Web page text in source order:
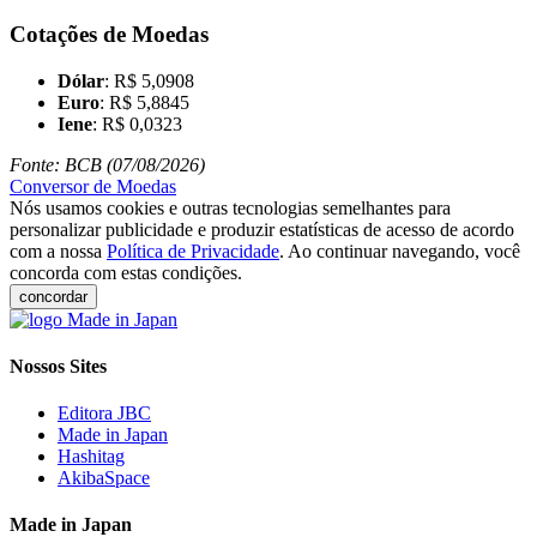
Cotações de Moedas
Dólar: R$ 5,0908
Euro: R$ 5,8845
Iene: R$ 0,0323
Fonte: BCB (07/08/2026)
Conversor de Moedas
Nós usamos cookies e outras tecnologias semelhantes para
personalizar publicidade e produzir estatísticas de acesso de acordo
com a nossa Política de Privacidade. Ao continuar navegando, você
concorda com estas condições.
concordar
Nossos Sites
Editora JBC
Made in Japan
Hashitag
AkibaSpace
Made in Japan